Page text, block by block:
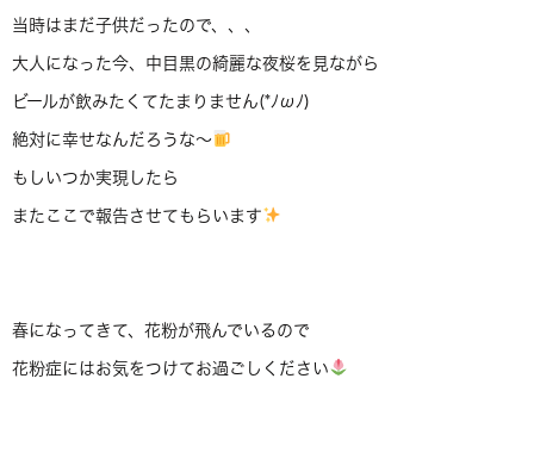
当時はまだ子供だったので、、、
大人になった今、中目黒の綺麗な夜桜を見ながら
ビールが飲みたくてたまりません(*ﾉωﾉ)
絶対に幸せなんだろうな～
もしいつか実現したら
またここで報告させてもらいます
春になってきて、花粉が飛んでいるので
花粉症にはお気をつけてお過ごしください